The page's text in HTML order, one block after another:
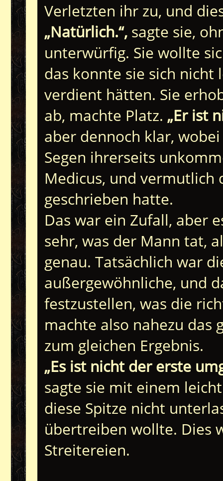
Verletzten ihr zu, und
„Natürlich.“, sagte sie,
unterwürfig. Sie wollte
das konnte sie sich nicht
verdient hätten. Sie
ab, machte Platz. „Er ist
aber dennoch klar,
Segen ihrerseits
Medicus, und vermutlich
geschrieben hatte.
Das war ein Zufall, aber
sehr, was der Mann tat,
genau. Tatsächlich war
außergewöhnliche, und
festzustellen, was die
machte also nahezu das
zum gleichen Ergebnis.
„Es ist nicht der erste
sagte sie mit einem
diese Spitze nicht
übertreiben wollte. Dies
Streitereien.